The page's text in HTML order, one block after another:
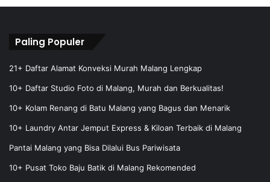
m
l
d
e
Paling Populer
21+ Daftar Alamat Konveksi Murah Malang Lengkap
10+ Daftar Studio Foto di Malang, Murah dan Berkualitas!
10+ Kolam Renang di Batu Malang yang Bagus dan Menarik
10+ Laundry Antar Jemput Express & Kiloan Terbaik di Malang
Pantai Malang yang Bisa Dilalui Bus Pariwisata
10+ Pusat Toko Baju Batik di Malang Rekomended